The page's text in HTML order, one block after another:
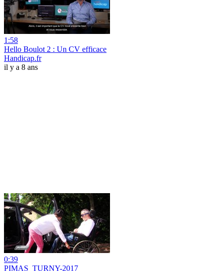
1:58
Hello Boulot 2 : Un CV efficace
Handicap.fr
il y a 8 ans
0:39
PIMAS_TURNY-2017